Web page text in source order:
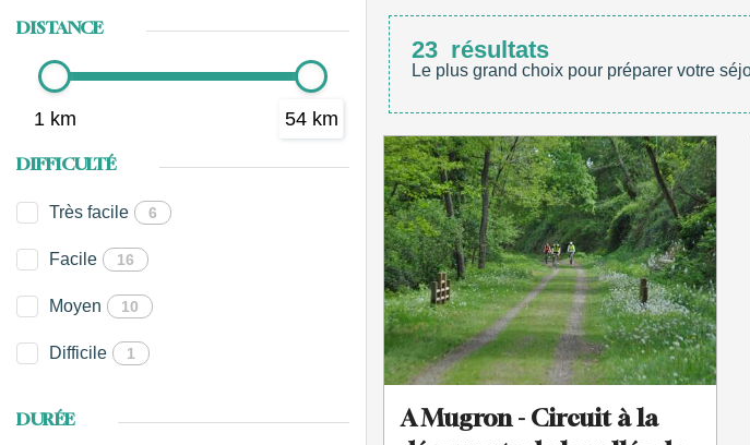
DISTANCE
1 km 54 km
DIFFICULTÉ
Très facile 6
Facile 16
Moyen 10
Difficile 1
DURÉE
23 résultats
Le plus grand choix pour préparer votre
A Mugron - Circuit à la